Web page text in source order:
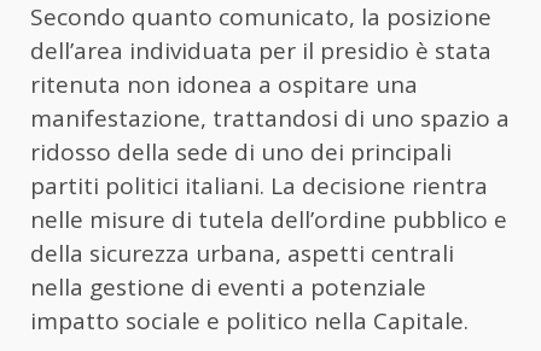
Secondo quanto comunicato, la posizione
dell’area individuata per il presidio è stata
ritenuta non idonea a ospitare una
manifestazione, trattandosi di uno spazio a
ridosso della sede di uno dei principali
partiti politici italiani. La decisione rientra
nelle misure di tutela dell’ordine pubblico e
della sicurezza urbana, aspetti centrali
nella gestione di eventi a potenziale
impatto sociale e politico nella Capitale.